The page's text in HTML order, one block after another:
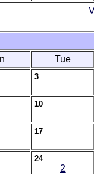
Tue
3
10
17
24
2